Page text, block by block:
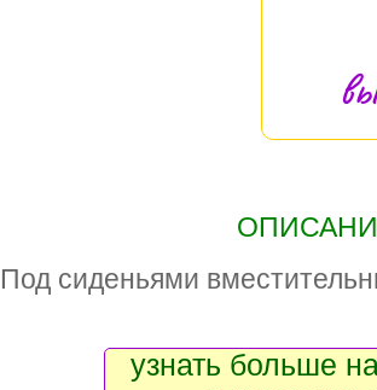
Под сиденьями
узнать больше